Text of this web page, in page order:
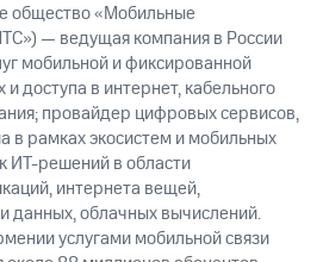
общество «Мобильные
— ведущая компания в России
мобильной и фиксированной
доступа в интернет, кабельного
провайдер цифровых сервисов,
в рамках экосистем и мобильных
ИТ-решений в области
интернета вещей,
данных, облачных вычислений.
услугами мобильной связи